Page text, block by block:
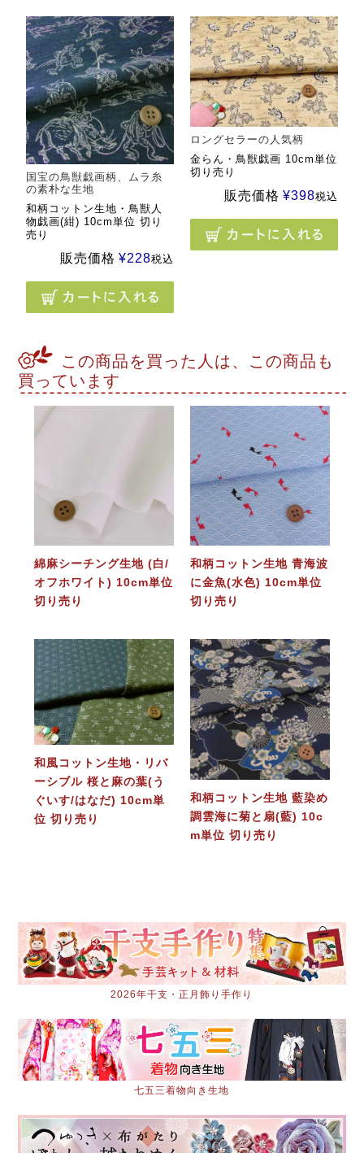
国宝の鳥獣戯画柄、ムラ糸
の素朴な生地
和柄コットン生地・鳥獣人
物戯画(紺) 10cm単位 切り
売り
販売価格 ¥228税込
ロングセラーの人気柄
金らん・鳥獣戯画 10cm単位
切り売り
販売価格 ¥398税込
この商品を買った人は、この商品も
買っています
綿麻シーチング生地 (白/
オフホワイト) 10cm単位
切り売り
和柄コットン生地 青海波
に金魚(水色) 10cm単位
切り売り
和風コットン生地・リバ
ーシブル 桜と麻の葉(う
ぐいす/はなだ) 10cm単
位 切り売り
和柄コットン生地 藍染め
調雲海に菊と扇(藍) 10c
m単位 切り売り
2026年干支・正月飾り手作り
七五三着物向き生地